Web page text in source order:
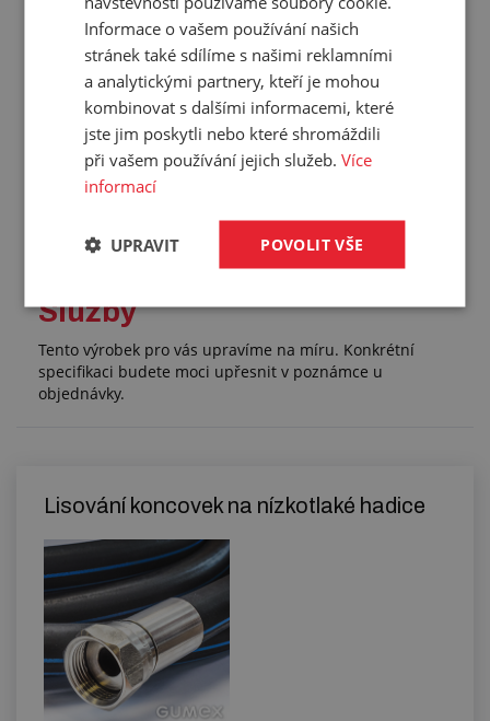
Vnější závit:
G 3/8"
Pracovní tlak:
10 bar
Kónus:
45°
Materiál:
mosaz
Hmotnost:
0,027 kg/ks
Balení:
10,00 ks
Služby
Tento výrobek pro vás upravíme na míru. Konkrétní
specifikaci budete moci upřesnit v poznámce u
objednávky.
Lisování koncovek na nízkotlaké hadice
Informace o vašem používání našich
stránek také sdílíme s našimi reklamními
a analytickými partnery, kteří je mohou
kombinovat s dalšími informacemi, které
jste jim poskytli nebo které shromáždili
při vašem používání jejich služeb.Více
informací
POVOLIT VŠE
UPRAVIT